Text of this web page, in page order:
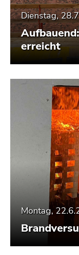
Dienstag,
erreicht
Montag,